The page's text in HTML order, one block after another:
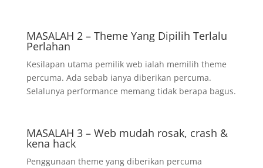
MASALAH 2 – Theme Yang Dipilih Terlalu
Perlahan
Kesilapan utama pemilik web ialah memilih theme
percuma. Ada sebab ianya diberikan percuma.
Selalunya performance memang tidak berapa bagus.
MASALAH 3 – Web mudah rosak, crash &
kena hack
Penggunaan theme yang diberikan percuma